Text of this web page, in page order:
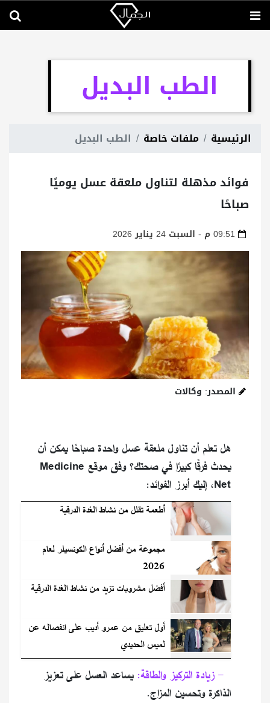
الطب البديل
الرئيسية ملفات خاصة الطب البديل
فوائد مذهلة لتناول ملعقة عسل يوميًا
صباحًا
المصدر: وكالات
هل تعلم أن تناول ملعقة عسل واحدة صباحًا يمكن أن
يحدث فرقًا كبيرًا في صحتك؟ وفق موقع Medicine
Net، إليك أبرز الفوائد:
أطعمة تقلل من نشاط الغدة الدرقية
مجموعة من أفضل أنواع الكونسيلر لعام
2026
أفضل مشروبات تزيد من نشاط الغدة الدرقية
أول تعليق من عمرو أديب على انفصاله عن
لميس الحديدي
يساعد العسل على تعزيز
الذاكرة وتحسين المزاج.